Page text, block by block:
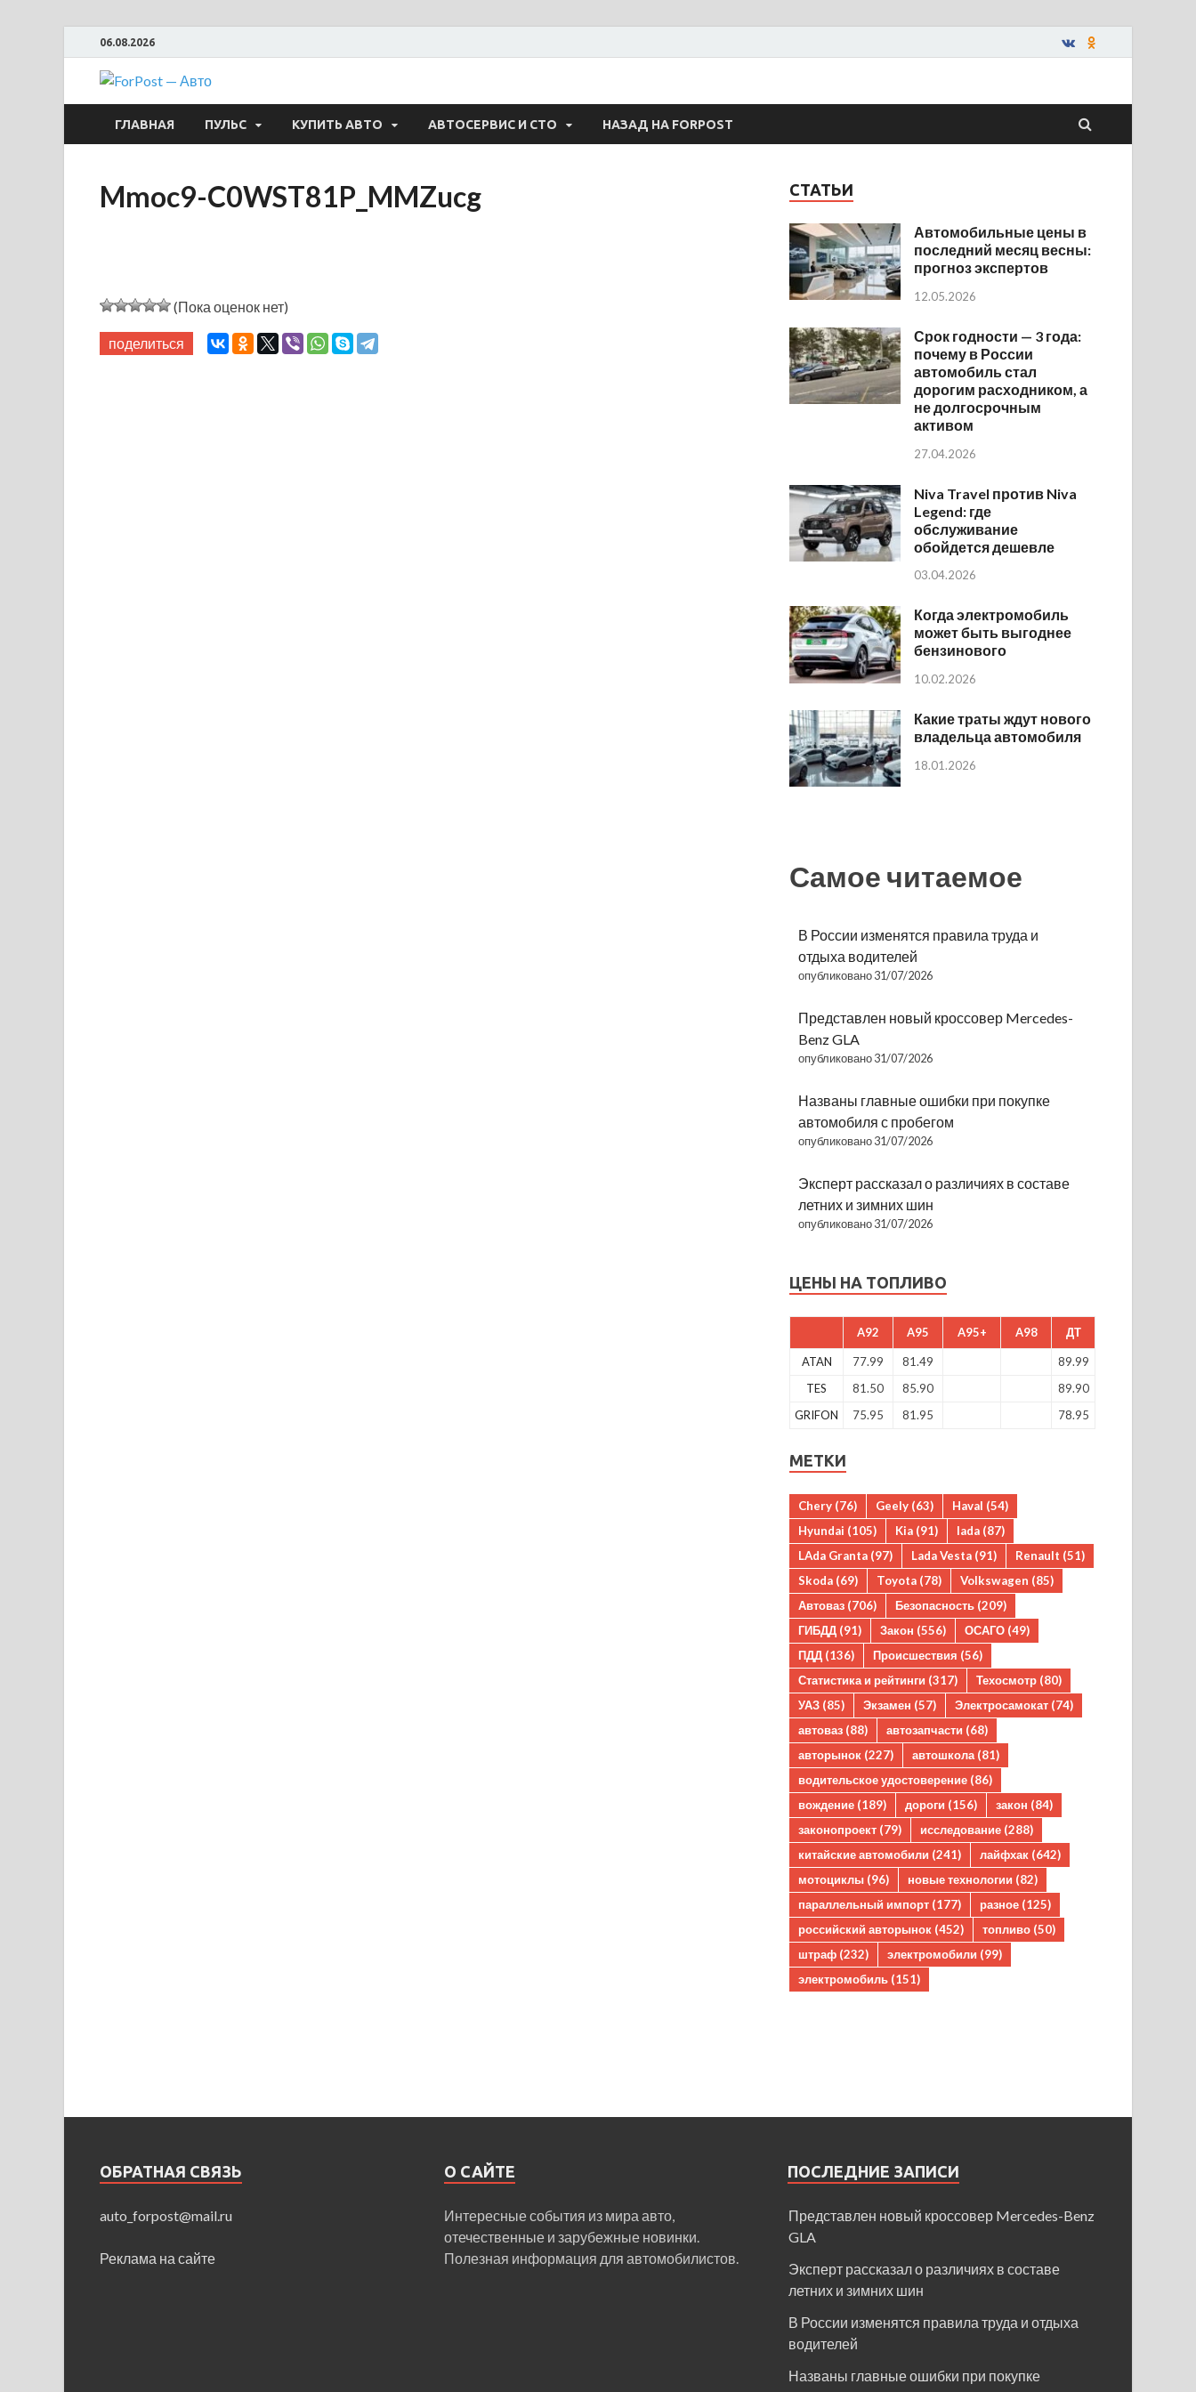
06.08.2026
ForPost — Авто
ГЛАВНАЯ ПУЛЬС КУПИТЬ АВТО АВТОСЕРВИС И СТО НАЗАД НА FORPOST
Mmoc9-C0WST81P_MMZucg
(Пока оценок нет)
поделиться
СТАТЬИ
Автомобильные цены в
последний месяц весны:
прогноз экспертов
12.05.2026
Срок годности — 3 года:
почему в России
автомобиль стал
дорогим расходником, а
не долгосрочным
активом
27.04.2026
Niva Travel против Niva
Legend: где
обслуживание
обойдется дешевле
03.04.2026
Когда электромобиль
может быть выгоднее
бензинового
10.02.2026
Какие траты ждут нового
владельца автомобиля
18.01.2026
Самое читаемое
В России изменятся правила труда и
отдыха водителей
опубликовано 31/07/2026
Представлен новый кроссовер Mercedes-
Benz GLA
опубликовано 31/07/2026
Названы главные ошибки при покупке
автомобиля с пробегом
опубликовано 31/07/2026
Эксперт рассказал о различиях в составе
летних и зимних шин
опубликовано 31/07/2026
ЦЕНЫ НА ТОПЛИВО
A92 A95 A95+ A98 ДТ
ATAN 77.99 81.49
89.99
TES
81.50 85.90
89.90
GRIFON
75.95 81.95 78.95
МЕТКИ
Chery (76) Geely (63) Haval (54)
Hyundai (105) Kia (91) lada (87)
LAda Granta (97) Lada Vesta (91) Renault (51)
Skoda (69) Toyota (78) Volkswagen (85)
Автоваз (706) Безопасность (209)
ГИБДД (91) Закон (556) ОСАГО (49)
ПДД (136) Происшествия (56)
Статистика и рейтинги (317) Техосмотр (80)
УАЗ (85) Экзамен (57) Электросамокат (74)
автоваз (88) автозапчасти (68)
авторынок (227) автошкола (81)
водительское удостоверение (86)
вождение (189) дороги (156) закон (84)
законопроект (79) исследование (288)
китайские автомобили (241) лайфхак (642)
мотоциклы (96) новые технологии (82)
параллельный импорт (177) разное (125)
российский авторынок (452) топливо (50)
штраф (232) электромобили (99)
электромобиль (151)
ОБРАТНАЯ СВЯЗЬ
auto_forpost@mail.ru
Реклама на сайте
О САЙТЕ
Интересные события из мира авто,
отечественные и зарубежные новинки.
Полезная информация для автомобилистов.
ПОСЛЕДНИЕ ЗАПИСИ
Представлен новый кроссовер Mercedes-Benz
GLA
Эксперт рассказал о различиях в составе
летних и зимних шин
В России изменятся правила труда и отдыха
водителей
Названы главные ошибки при покупке